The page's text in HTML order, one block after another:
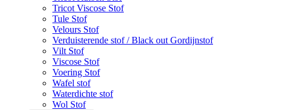
Tricot Viscose Stof
Tule Stof
Velours Stof
Verduisterende stof / Black out Gordijnstof
Vilt Stof
Viscose Stof
Voering Stof
Wafel stof
Waterdichte stof
Wol Stof